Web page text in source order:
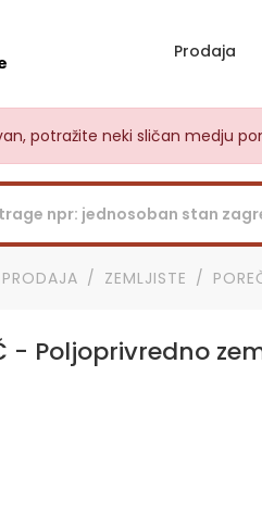
Prodaja
potražite neki sličan medju
PRODAJA ZEMLJISTE
- Poljoprivredno